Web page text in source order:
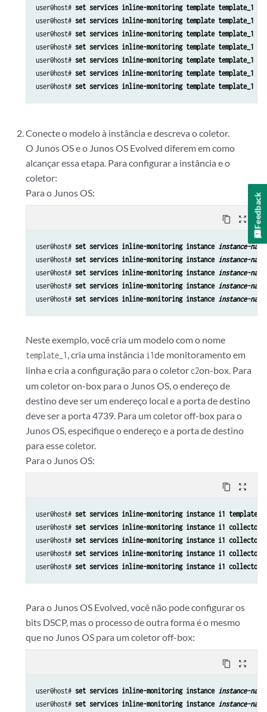
user@host# set services inline-monitoring template template_1
user@host# set services inline-monitoring template template_1
user@host# set services inline-monitoring template template_1
user@host# set services inline-monitoring template template_1
user@host# set services inline-monitoring template template_1
user@host# set services inline-monitoring template template_1
user@host# set services inline-monitoring template template_1
Conecte o modelo à instância e descreva o coletor.
O Junos OS e o Junos OS Evolved diferem em como
alcançar essa etapa. Para configurar a instância e o
coletor:
Para o Junos OS:
content_copy zoom_out_map
user@host# set services inline-monitoring instance instance-name
user@host# set services inline-monitoring instance instance-name
user@host# set services inline-monitoring instance instance-name
user@host# set services inline-monitoring instance instance-name
user@host# set services inline-monitoring instance instance-name
Neste exemplo, você cria um modelo com o nome
template_1, cria uma instância i1de monitoramento em
linha e cria a configuração para o coletor c2on-box. Para
um coletor on-box para o Junos OS, o endereço de
destino deve ser um endereço local e a porta de destino
deve ser a porta 4739. Para um coletor off-box para o
Junos OS, especifique o endereço e a porta de destino
para esse coletor.
Para o Junos OS:
content_copy zoom_out_map
user@host# set services inline-monitoring instance i1 template-
user@host# set services inline-monitoring instance i1 collector
user@host# set services inline-monitoring instance i1 collector
user@host# set services inline-monitoring instance i1 collector
user@host# set services inline-monitoring instance i1 collector
Para o Junos OS Evolved, você não pode configurar os
bits DSCP, mas o processo de outra forma é o mesmo
que no Junos OS para um coletor off-box:
content_copy zoom_out_map
user@host# set services inline-monitoring instance instance-name
user@host# set services inline-monitoring instance instance-name
Feedback